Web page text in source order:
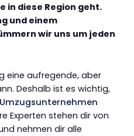
in diese Region geht.
und einem
wir uns um jeden
eine aufregende, aber
Deshalb ist es wichtig,
Umzugsunternehmen
Experten stehen dir von
nehmen dir alle